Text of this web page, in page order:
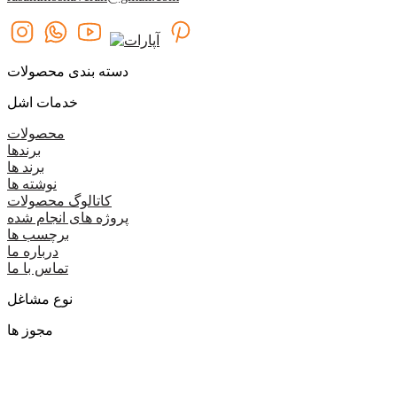
دسته بندی محصولات
خدمات اشل
محصولات
برندها
برند ها
نوشته ها
کاتالوگ محصولات
پروژه های انجام شده
برچسب ها
درباره ما
تماس با ما
نوع مشاغل
مجوز ها